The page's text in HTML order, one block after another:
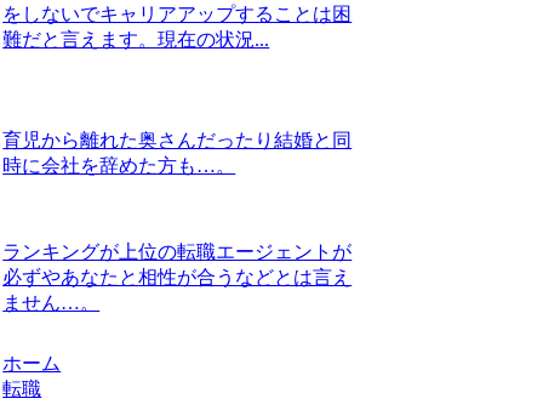
をしないでキャリアアップすることは困
難だと言えます。現在の状況...
育児から離れた奥さんだったり結婚と同
時に会社を辞めた方も…。
ランキングが上位の転職エージェントが
必ずやあなたと相性が合うなどとは言え
ません…。
ホーム
転職